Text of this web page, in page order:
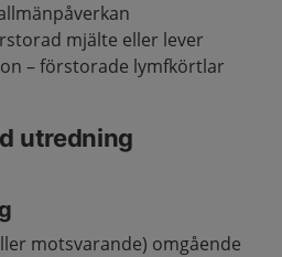
mjälte eller lever
– förstorade lymfkörtlar
utredning
motsvarande) omgående